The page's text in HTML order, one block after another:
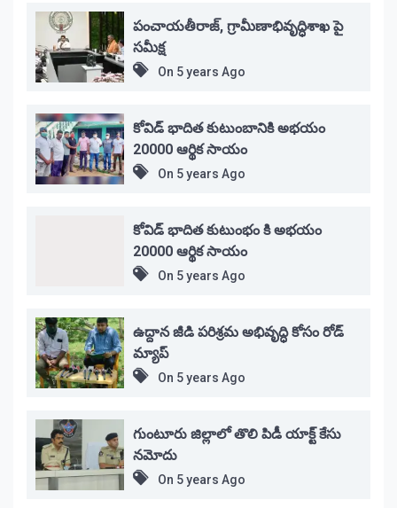
పంచాయతీరాజ్, గ్రామీణాభివృద్ధిశాఖ పై
సమీక్ష
On 5 years Ago
కోవిడ్ భాదిత కుటుంబానికి అభయం
20000 ఆర్థిక సాయం
On 5 years Ago
కోవిడ్ భాదిత కుటుంభం కి అభయం
20000 ఆర్థిక సాయం
On 5 years Ago
ఉద్దాన జీడి పరిశ్రమ అభివృద్ధి కోసం రోడ్
మ్యాప్
On 5 years Ago
గుంటూరు జిల్లాలో తొలి పిడీ యాక్ట్ కేసు
నమోదు
On 5 years Ago